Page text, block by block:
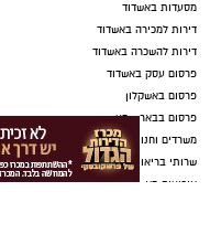
מסעדות באשדוד
דירות למכירה באשדוד
דירות להשכרה באשדוד
פרסום עסק באשדוד
פרסום באשקלון
פרסום בבאר שבע
משרדים וחנויות להשכרה באשדוד
שרותי בריאות באשדוד
אירועים באשדוד